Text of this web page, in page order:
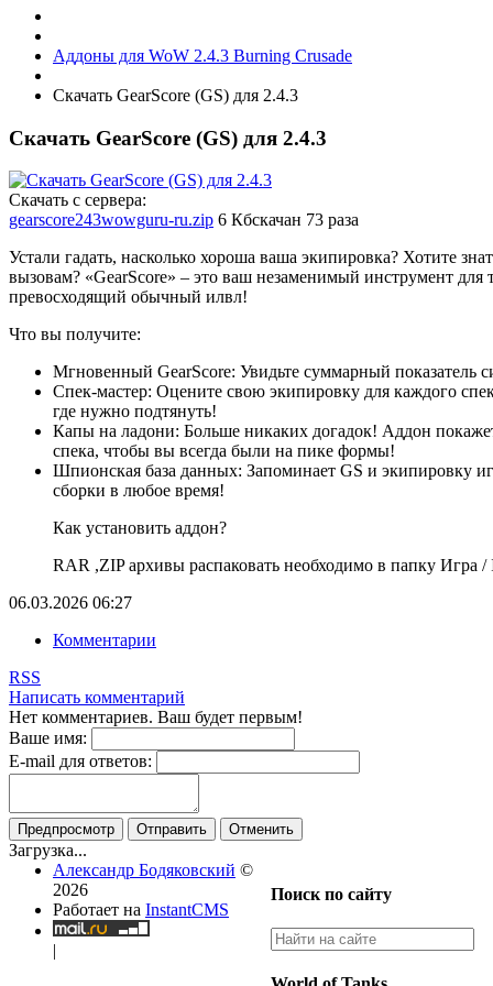
Аддоны для WoW 2.4.3 Burning Crusade
Скачать GearScore (GS) для 2.4.3
Скачать GearScore (GS) для 2.4.3
Скачать с сервера:
gearscore243wowguru-ru.zip 6 Кбскачан 73 раза
Устали гадать, насколько хороша ваша экипировка? Хотите
вызовам? «GearScore» – это ваш незаменимый инструмент для
превосходящий обычный илвл!
Что вы получите:
Мгновенный GearScore: Увидьте суммарный показатель
Спек-мастер: Оцените свою экипировку для каждого
где нужно подтянуть!
Капы на ладони: Больше никаких догадок! Аддон
спека, чтобы вы всегда были на пике формы!
Шпионская база данных: Запоминает GS и экипировку
сборки в любое время!
Как установить аддон?
RAR ,ZIP архивы распаковать необходимо в папку Игра /
06.03.2026 06:27
Комментарии
RSS
Написать комментарий
Нет комментариев. Ваш будет первым!
Ваше имя:
E-mail для ответов:
Предпросмотр Отправить Отменить
Загрузка...
Поиск по сайту
Александр Бодяковский ©
2026
Работает на InstantCMS
|